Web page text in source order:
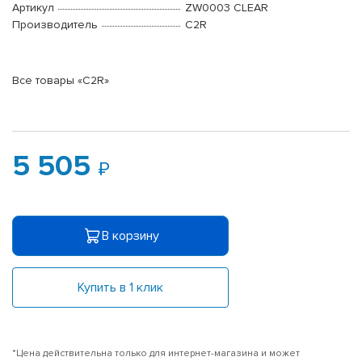
Артикул
ZW0003 CLEAR
Производитель
C2R
Все товары «C2R»
5 505
В корзину
Купить в 1 клик
*Цена действительна только для интернет-магазина и может